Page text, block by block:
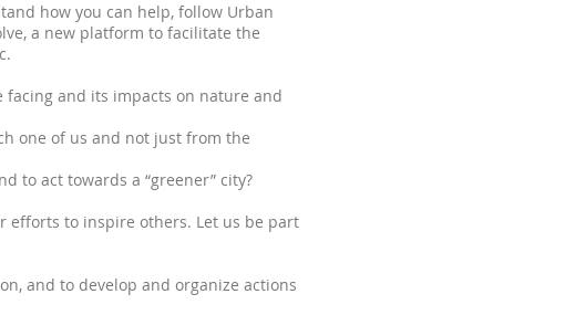
how you can help, follow Urban
a new platform to facilitate the
facing and its impacts on nature and
one of us and not just from the
to act towards a “greener” city?
efforts to inspire others. Let us be part
and to develop and organize actions